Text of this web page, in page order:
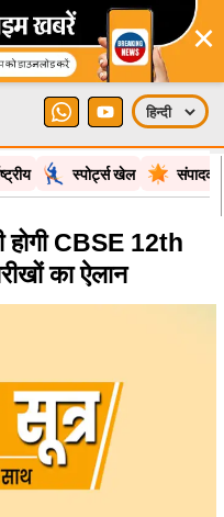
×
स्पोर्ट्स खेल
होगी CBSE 12th
का ऐलान